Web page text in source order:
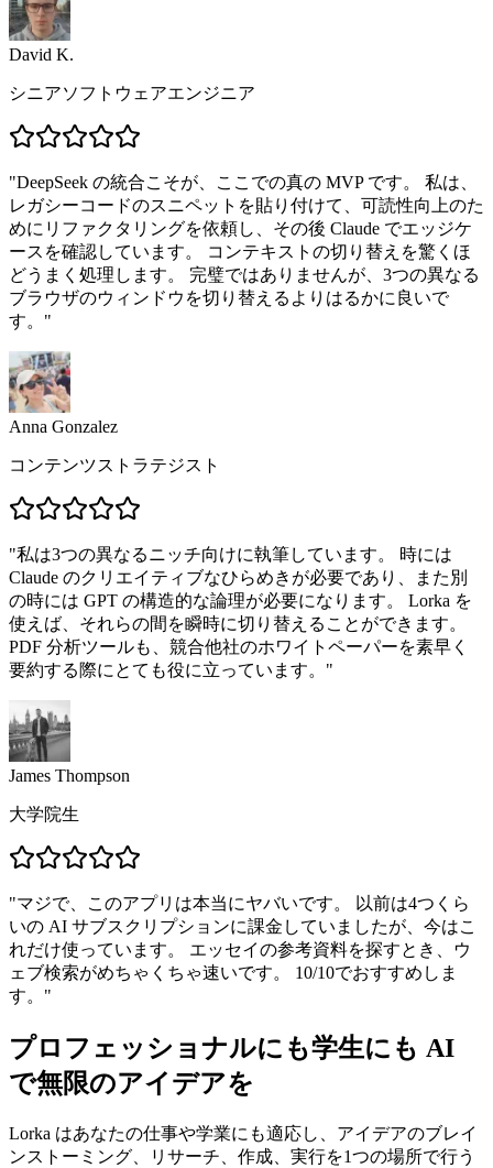
David K.
シニアソフトウェアエンジニア
"DeepSeek の統合こそが、ここでの真の MVP です。 私は、
レガシーコードのスニペットを貼り付けて、可読性向上のた
めにリファクタリングを依頼し、その後 Claude でエッジケ
ースを確認しています。 コンテキストの切り替えを驚くほ
どうまく処理します。 完璧ではありませんが、3つの異なる
ブラウザのウィンドウを切り替えるよりはるかに良いで
す。 "
Anna Gonzalez
コンテンツストラテジスト
"私は3つの異なるニッチ向けに執筆しています。 時には
Claude のクリエイティブなひらめきが必要であり、また別
の時には GPT の構造的な論理が必要になります。 Lorka を
使えば、それらの間を瞬時に切り替えることができます。
PDF 分析ツールも、競合他社のホワイトペーパーを素早く
要約する際にとても役に立っています。 "
James Thompson
大学院生
"マジで、このアプリは本当にヤバいです。 以前は4つくら
いの AI サブスクリプションに課金していましたが、今はこ
れだけ使っています。 エッセイの参考資料を探すとき、ウ
ェブ検索がめちゃくちゃ速いです。 10/10でおすすめしま
す。 "
プロフェッショナルにも学生にも AI
で無限のアイデアを
Lorka はあなたの仕事や学業にも適応し、アイデアのブレイ
ンストーミング、リサーチ、作成、実行を1つの場所で行う